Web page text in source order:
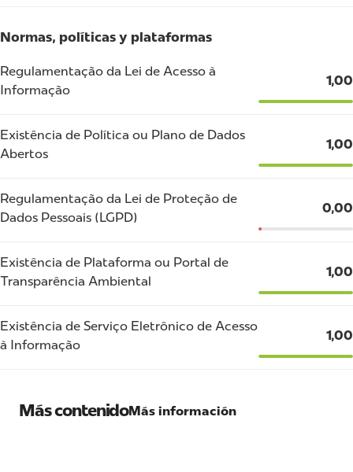
Normas, políticas y plataformas
Regulamentação da Lei de Acesso à
Informação
1,00
Existência de Política ou Plano de Dados
Abertos
1,00
Regulamentação da Lei de Proteção de
Dados Pessoais (LGPD)
0,00
Existência de Plataforma ou Portal de
Transparência Ambiental
1,00
Existência de Serviço Eletrônico de Acesso
à Informação
1,00
Más contenidoMás información